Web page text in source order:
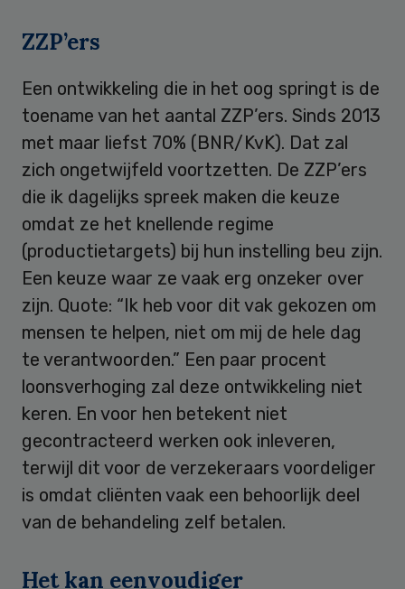
ZZP’ers
Een ontwikkeling die in het oog springt is de
toename van het aantal ZZP’ers. Sinds 2013
met maar liefst 70% (BNR/KvK). Dat zal
zich ongetwijfeld voortzetten. De ZZP’ers
die ik dagelijks spreek maken die keuze
omdat ze het knellende regime
(productietargets) bij hun instelling beu zijn.
Een keuze waar ze vaak erg onzeker over
zijn. Quote: “Ik heb voor dit vak gekozen om
mensen te helpen, niet om mij de hele dag
te verantwoorden.” Een paar procent
loonsverhoging zal deze ontwikkeling niet
keren. En voor hen betekent niet
gecontracteerd werken ook inleveren,
terwijl dit voor de verzekeraars voordeliger
is omdat cliënten vaak een behoorlijk deel
van de behandeling zelf betalen.
Het kan eenvoudiger